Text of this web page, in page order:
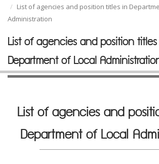
List of agencies and position titles in
Administration
List of agencies and position
Department of Local
List of agencies and
Department of Local